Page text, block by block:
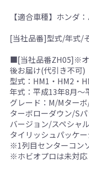
【適合車種】ホンダ
[当社品番]型式/年式/
■[当社品番ZH05]※オ
後お届け(代引き不可)
型式：HM1・HM2・
年式：平成13年8月～
グレード：M/Mター
ターボローダウン/S
バージョン/スペシャ
タイリッシュパッケ
※1列目センターコン
※ホビオプロは未対応